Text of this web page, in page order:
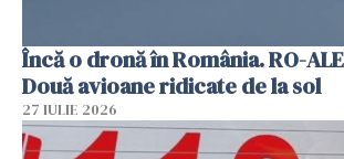
Încă o dronă în România. RO-
Două avioane ridicate de la sol
27 IULIE 2026